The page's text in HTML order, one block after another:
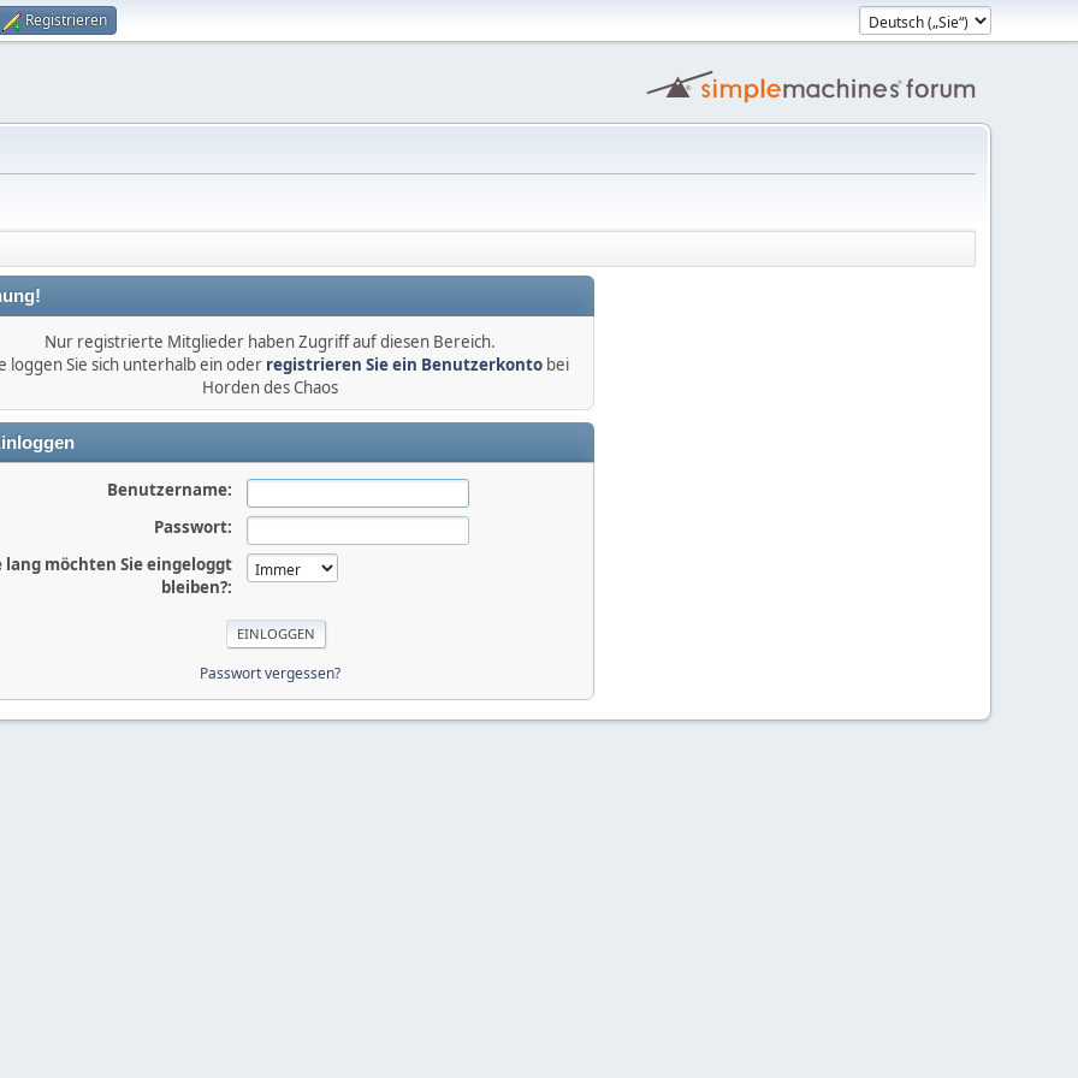
Registrieren
Nur registrierte Mitglieder haben Zugriff auf diesen Bereich.
loggen Sie sich unterhalb ein oder registrieren Sie ein Benutzerkontobei
Horden des Chaos
Benutzername:
Passwort:
lang möchten Sie eingeloggt
bleiben?:
Passwort vergessen?